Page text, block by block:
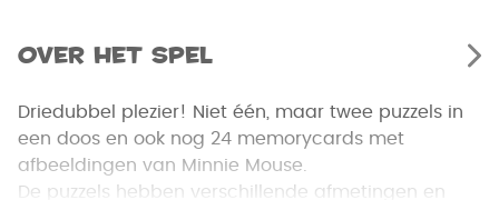
Over het spel
Driedubbel plezier! Niet één, maar twee puzzels in
een doos en ook nog 24 memorycards met
afbeeldingen van Minnie Mouse.
De puzzels hebben verschillende afmetingen en